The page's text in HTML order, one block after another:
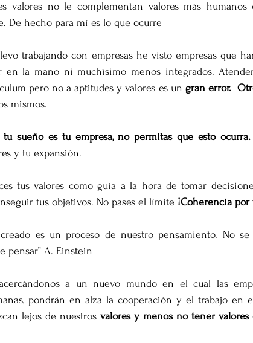
valores no le complementan valores más humanos
De hecho para mí es lo que ocurre
trabajando con empresas he visto empresas que
en la mano ni muchísimo menos integrados.
pero no a aptitudes y valores es un gran error.
mismos.
sueño es tu empresa, no permitas que esto ocurra.
y tu expansión.
tus valores como guía a la hora de tomar
tus objetivos. No pases el límite ¡Coherencia por
es un proceso de nuestro pensamiento. No
pensar” A. Einstein
a un nuevo mundo en el cual las
pondrán en alza la cooperación y el trabajo en
lejos de nuestros valores y menos no tener valores